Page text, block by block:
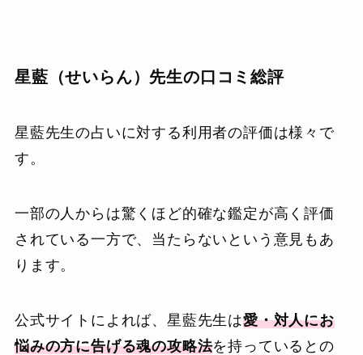
星藍（せいらん）先生の口コミ総評
星藍先生の占いに対する利用者の評価は様々で
す。
一部の人からは驚くほど的確な鑑定が高く評価
されている一方で、当たらないという意見もあ
ります。
公式サイトによれば、星藍先生は愛・対人にお
悩みの方に告げる魂の攻略法を持っているとの